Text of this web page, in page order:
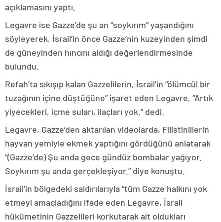
açıklamasını yaptı.
Legavre ise Gazze’de şu an “soykırım” yaşandığını
söyleyerek, İsrail’in önce Gazze’nin kuzeyinden şimdi
de güneyinden hıncını aldığı değerlendirmesinde
bulundu.
Refah’ta sıkışıp kalan Gazzelilerin, İsrail’in “ölümcül bir
tuzağının içine düştüğüne” işaret eden Legavre, “Artık
yiyecekleri, içme suları, ilaçları yok.” dedi.
Legavre, Gazze’den aktarılan videolarda, Filistinlilerin
hayvan yemiyle ekmek yaptığını gördüğünü anlatarak
“(Gazze’de) Şu anda gece gündüz bombalar yağıyor.
Soykırım şu anda gerçekleşiyor.” diye konuştu.
İsrail’in bölgedeki saldırılarıyla “tüm Gazze halkını yok
etmeyi amaçladığını ifade eden Legavre, İsrail
hükümetinin Gazzelileri korkutarak ait oldukları